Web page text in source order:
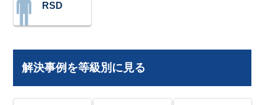
RSD
解決事例を等級別に見る